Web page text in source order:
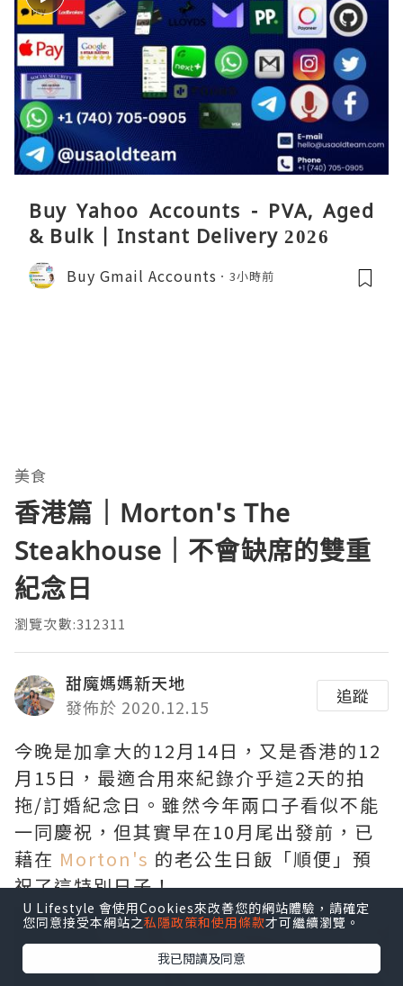
Buy Yahoo Accounts - PVA, Aged
& Bulk | Instant Delivery 2026
Buy Gmail Accounts 3小時前
美食
香港篇｜Morton's The
Steakhouse｜不會缺席的雙重
紀念日
瀏覽次數:312311
甜魔媽媽新天地
發佈於 2020.12.15
追蹤
今晚是加拿大的12月14日，又是香港的12
月15日，最適合用來紀錄介乎這2天的拍
拖/訂婚紀念日。雖然今年兩口子看似不能
一同慶祝，但其實早在10月尾出發前，已
藉在 Morton's 的老公生日飯「順便」預
祝了這特別日子！
U Lifestyle 會使用Cookies來改善您的網站體驗，請確定
您同意接受本網站之私隱政策和使用條款才可繼續瀏覽。
我已閱讀及同意